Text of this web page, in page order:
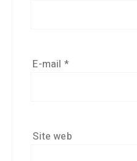
E-mail *
Site web